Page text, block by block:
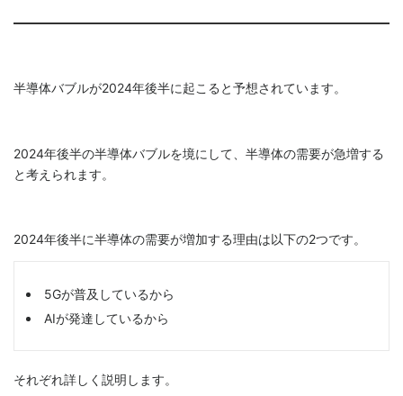
半導体バブルが2024年後半に起こると予想されています。
2024年後半の半導体バブルを境にして、半導体の需要が急増する
と考えられます。
2024年後半に半導体の需要が増加する理由は以下の2つです。
5Gが普及しているから
AIが発達しているから
それぞれ詳しく説明します。